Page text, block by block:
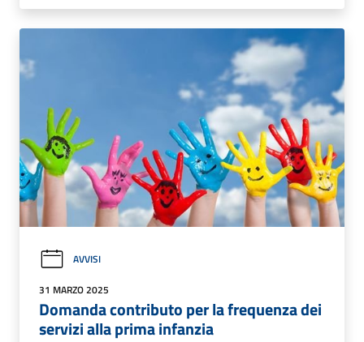
AVVISI
31 MARZO 2025
Domanda contributo per la frequenza dei
servizi alla prima infanzia